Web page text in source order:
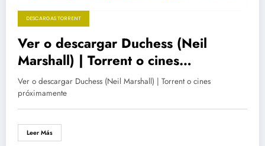
DESCARGAS TORRENT
Ver o descargar Duchess (Neil
Marshall) | Torrent o cines
próximamente
Ver o descargar Duchess (Neil Marshall) | Torrent o cines
próximamente
Leer Más